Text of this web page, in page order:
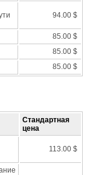
94.00 $
85.00 $
85.00 $
85.00 $
Стандартная
цена
113.00 $